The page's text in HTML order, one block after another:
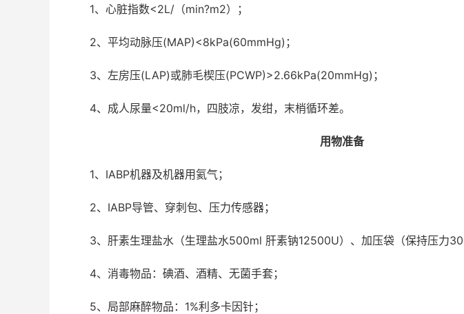
1、心脏指数<2L/ （min?m2）；
2、平均动脉压(MAP)<8kPa(60mmHg) ；
3、左房压(LAP)或肺毛楔压(PCWP)>2.66kPa(20mmHg) ；
4、成人尿量<20ml/h，四肢凉，发绀，末梢循环差。
用物准备
1、 IABP机器及机器用氦气；
2、 IABP导管、穿刺包、压力传感器；
3、肝素生理盐水（生理盐水500ml 肝素钠12500U）、加压袋（保持压力
4、消毒物品：碘酒、酒精、无菌手套；
5、局部麻醉物品： 1%利多卡因针；